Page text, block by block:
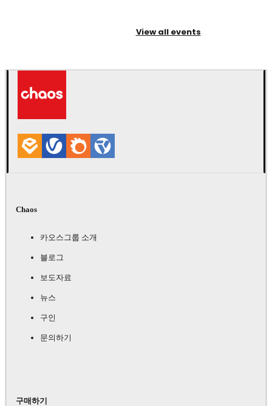
View all events
Chaos
카오스그룹 소개
블로그
보도자료
뉴스
구인
문의하기
구매하기